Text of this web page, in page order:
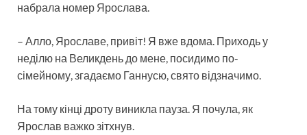
набрала номер Ярослава.
– Алло, Ярославе, привіт! Я вже вдома. Приходь у
неділю на Великдень до мене, посидимо по-
сімейному, згадаємо Ганнусю, свято відзначимо.
На тому кінці дроту виникла пауза. Я почула, як
Ярослав важко зітхнув.